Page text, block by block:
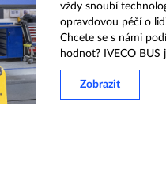
vždy snoubí
opravdovou péčí o
Chcete se s námi
hodnot? IVECO BUS
Zobrazit